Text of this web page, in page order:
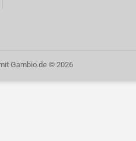
Gambio.de © 2026